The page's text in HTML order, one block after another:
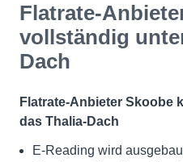
Flatrate-
vollständig
Dach
Flatrate-Anbieter Skoobe
das Thalia-Dach
E-Reading wird